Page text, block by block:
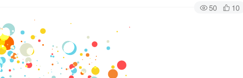
50 10